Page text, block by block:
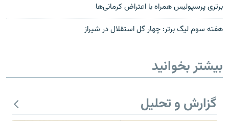
برتری پرسپولیس همراه با اعتراض کرمانی‌ها
هفته سوم لیگ برتر: چهار گل استقلال در شیراز
بیشتر بخوانید
گزارش و تحلیل